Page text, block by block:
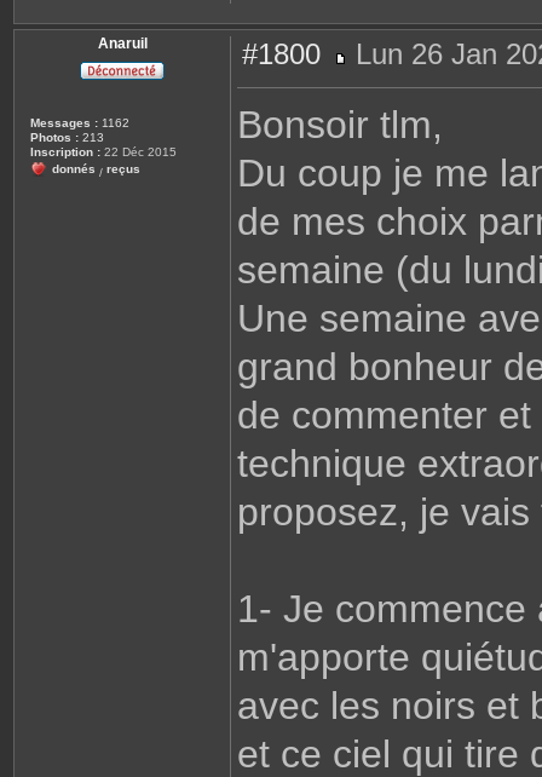
o
Anaruil
Messages : 1162
Photos : 213
Inscription : 22 Déc 2015
donnés / reçus
#1800
e
s
Lun 26 Jan
Bonsoir tlm,
Du coup je me
de mes choix
semaine (du
Une semaine
grand bonheur
de commenter
technique
proposez, je
1- Je
m'apporte
avec les noirs et
et ce ciel qui tire